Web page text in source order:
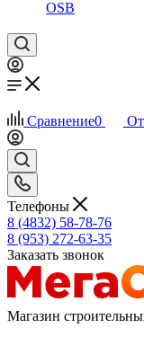
OSB
Сравнение0
Телефоны
8 (4832) 58-78-76
8 (953) 272-63-35
Заказать звонок
Магазин